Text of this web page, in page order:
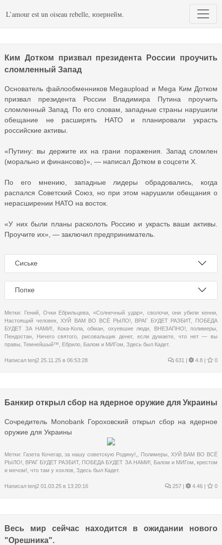
L’amour est un oiseau rebelle, юзернейм.
Ким Дотком призвал президента России проучить
сломленный Запад
Основатель файлообменников Megaupload и Mega Ким Дотком
призвал президента России Владимира Путина проучить
сломленный Запад. По его словам, западные страны нарушили
обещание не расширять НАТО и планировали украсть
российские активы.
«Путину: вы держите их на грани поражения. Запад сломлен
(морально и финансово)», — написал Дотком в соцсети X.
По его мнению, западные лидеры обрадовались, когда
распался Советский Союз, но при этом нарушили обещания о
нерасширении НАТО на восток.
«У них были планы расколоть Россию и украсть ваши активы.
Проучите их», — заключил предприниматель.
Сиське
Попке
Метки: Гений, Очки Ебрильцева ,«Солнечный удар», сволочи,они убили кенни
Настоящий человек, ХУЙ ВАМ ВО ВСЁ РЫЛО! ВРАГ БУДЕТ РАЗБИТ, ПОБЕДА
БУДЕТ ЗА НАМИ!
Кока-Кола, обман охуевшие люди ВНЕЗАПНО! полимеры
Пендостан
Ничего святого ,рисовальщик денег, если думаете
что нет — вы
правы Темнейшый™ Ебрило Балом и МИГом Здесь был Кадет.
Написал tenj2 25.11.25 в 06:53:28 631 | 4.8 | 0
Банкир открыл сбор на ядерное оружие для Украины
Сочредитель Monobank Гороховский открыл сбор на ядерное
оружие для Украины
Метки: Газета Кочегар,за нашу советскую Родину!, Полимеры
ХУЙ ВАМ ВО ВСЁ
РЫЛО!
ВРАГ БУДЕТ РАЗБИТ, ПОБЕДА БУДЕТ ЗА НАМИ! Балом и МИГом ,крестом
и мечом! что там у хохлов Здесь был Кадет.
Написал tenj2 01.03.25 в 13:20:16 257 | 4.46 | 0
Весь мир сейчас находится в ожидании нового
"Орешника".